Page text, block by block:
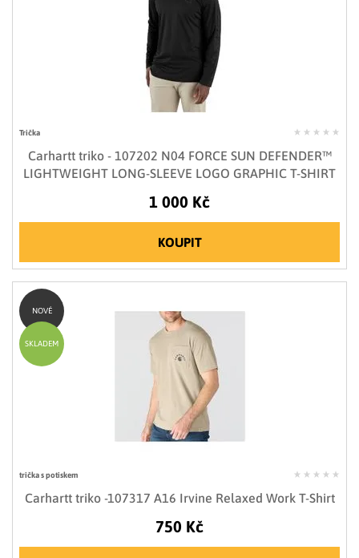
Trička
Carhartt triko - 107202 N04 FORCE SUN DEFENDER™
LIGHTWEIGHT LONG-SLEEVE LOGO GRAPHIC T-SHIRT
1 000 Kč
KOUPIT
trička s potiskem
Carhartt triko -107317 A16 Irvine Relaxed Work T-Shirt
750 Kč
NOVÉ
SKLADEM